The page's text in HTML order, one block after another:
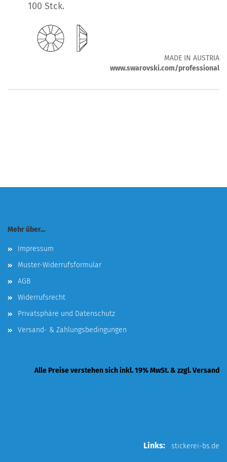
100 Stck.
MADE IN AUSTRIA
www.swarovski.com/professional
Mehr über...
Impressum
Muster-Widerrufsformular
AGB
Widerrufsrecht
Privatsphäre und Datenschutz
Versand- & Zahlungsbedingungen
Alle Preise verstehen sich inkl. 19% MwSt. & zzgl. Versand
Links: stickerei-bs.de